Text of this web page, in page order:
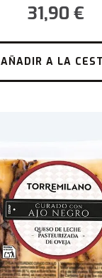
31,90 €
AÑADIR A LA